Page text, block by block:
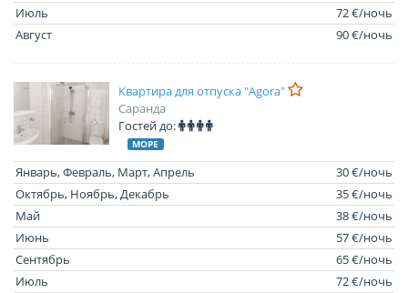
Июль
72 €/ночь
Август
90 €/ночь
Квартира для отпуска "Agora"
Саранда
Гостей до:
МОРЕ
Январь, Февраль, Март, Апрель
30 €/ночь
Октябрь, Ноябрь, Декабрь
35 €/ночь
Май
38 €/ночь
Июнь
57 €/ночь
Сентябрь
65 €/ночь
Июль
72 €/ночь